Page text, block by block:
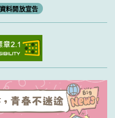
料開放宣告